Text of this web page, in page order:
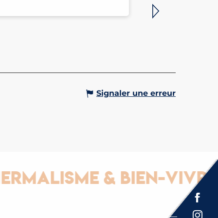
Signaler une erreur
& Bien-vivre